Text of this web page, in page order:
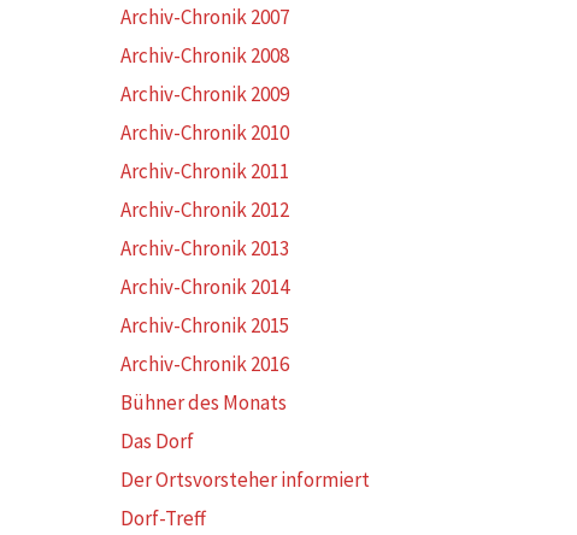
Archiv-Chronik 2007
Archiv-Chronik 2008
Archiv-Chronik 2009
Archiv-Chronik 2010
Archiv-Chronik 2011
Archiv-Chronik 2012
Archiv-Chronik 2013
Archiv-Chronik 2014
Archiv-Chronik 2015
Archiv-Chronik 2016
Bühner des Monats
Das Dorf
Der Ortsvorsteher informiert
Dorf-Treff